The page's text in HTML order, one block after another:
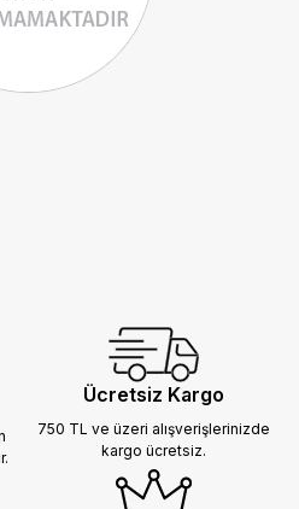
Ücretsiz Kargo
750 TL ve üzeri alışverişlerinizde
kargo ücretsiz.